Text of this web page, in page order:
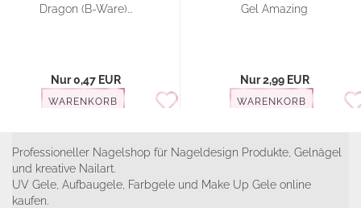
Dragon (B-Ware)...
Nur 0,47 EUR
WARENKORB
Gel Amazing
Nur 2,99 EUR
WARENKORB
Professioneller Nagelshop für Nageldesign Produkte, Gelnägel
und kreative Nailart.
UV Gele, Aufbaugele, Farbgele und Make Up Gele online
kaufen.